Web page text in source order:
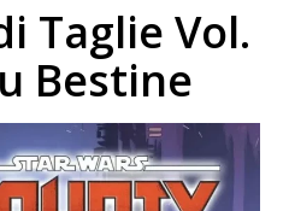
Taglie Vol.
Bestine